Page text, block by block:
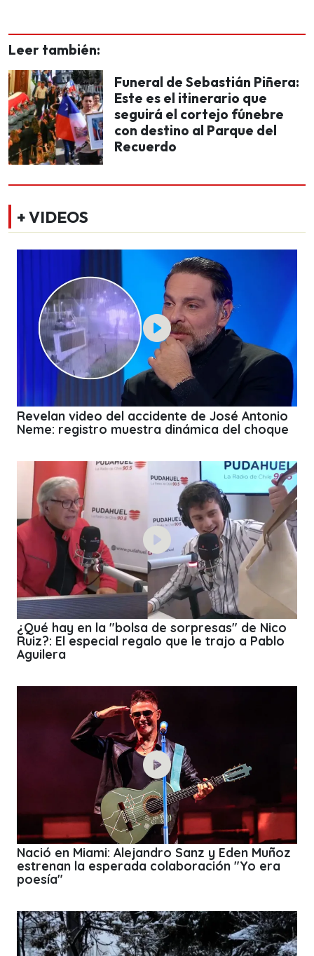
Leer también:
Funeral de Sebastián Piñera:
Este es el itinerario que
seguirá el cortejo fúnebre
con destino al Parque del
Recuerdo
+ VIDEOS
Revelan video del accidente de José Antonio
Neme: registro muestra dinámica del choque
¿Qué hay en la "bolsa de sorpresas" de Nico
Ruiz?: El especial regalo que le trajo a Pablo
Aguilera
Nació en Miami: Alejandro Sanz y Eden Muñoz
estrenan la esperada colaboración "Yo era
poesía"